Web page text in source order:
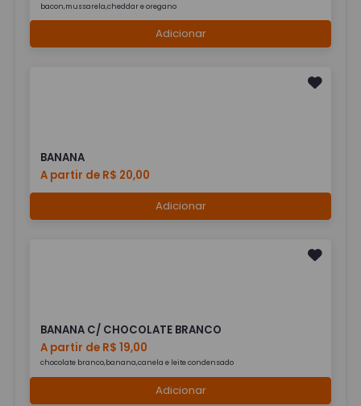
bacon,mussarela,cheddar e oregano
Adicionar
BANANA
A partir de R$ 20,00
Adicionar
BANANA C/ CHOCOLATE BRANCO
A partir de R$ 19,00
chocolate branco,banana,canela e leite condensado
Adicionar